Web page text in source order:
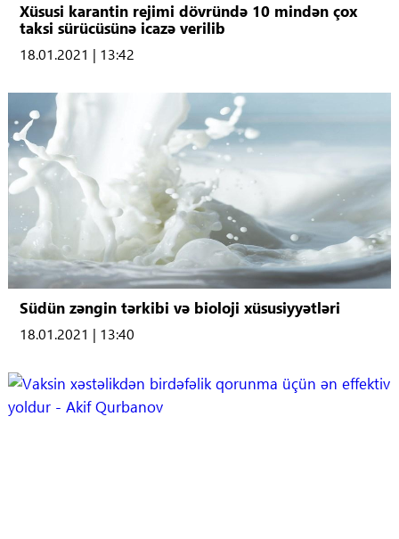
Xüsusi karantin rejimi dövründə 10 mindən çox
taksi sürücüsünə icazə verilib
18.01.2021 | 13:42
Südün zəngin tərkibi və bioloji xüsusiyyətləri
18.01.2021 | 13:40